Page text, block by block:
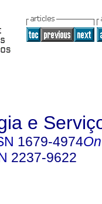
e
1679-4974
2237-9622